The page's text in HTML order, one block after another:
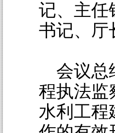
记、主任
书记、厅
会议总
程执法监
水利工程